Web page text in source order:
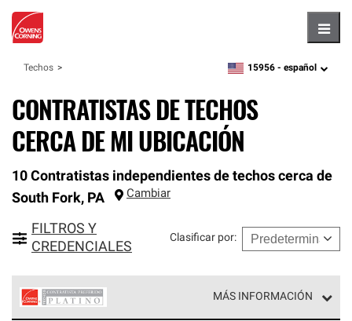
Techos zipcode,language
15956 - español
CONTRATISTAS DE TECHOS
CERCA DE MI UBICACIÓN
10 Contratistas independientes de techos cerca de
South Fork, PA Cambiar
FILTROS Y
CREDENCIALES
Clasificar por:
MÁS INFORMACIÓN